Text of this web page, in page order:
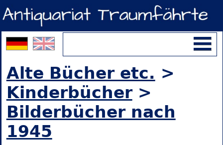
Alte Bücher etc. >
Kinderbücher>
Bilderbücher nach
1945